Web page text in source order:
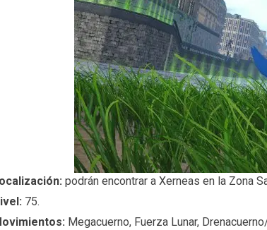
podrán encontrar a Xerneas en la Zona
75.
Megacuerno, Fuerza Lunar,